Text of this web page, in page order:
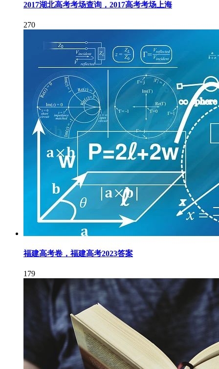
2017湖北高考考场查询，2017高考考场上海
270
福建高考卷，福建高考2023答案
179